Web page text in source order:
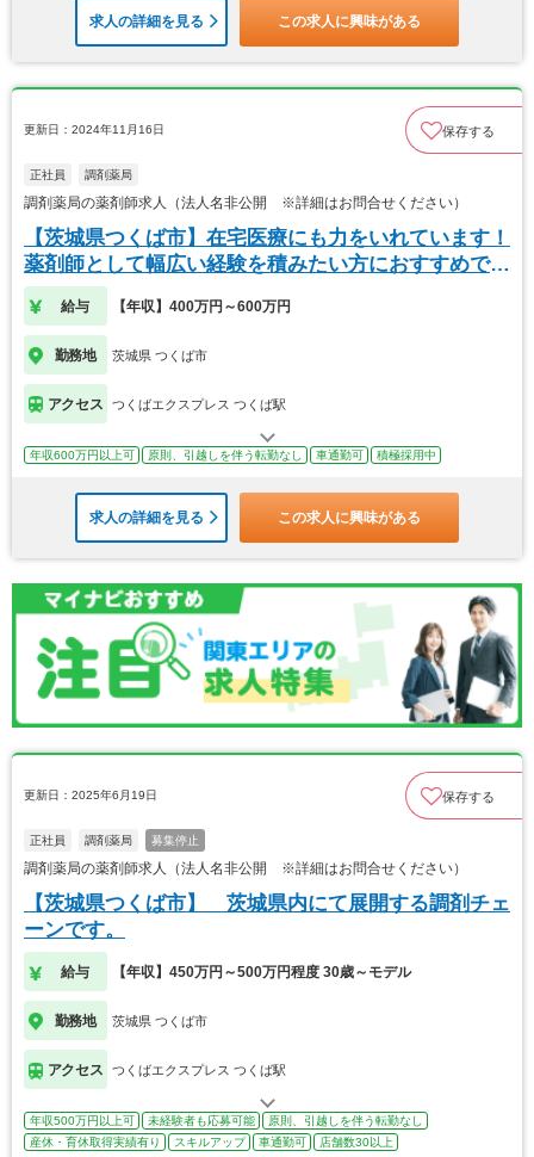
求人の詳細を見る この求人に興味がある
更新日：2024年11月16日 保存する
正社員 調剤薬局
調剤薬局の薬剤師求人（法人名非公開 ※詳細はお問合せください）
【茨城県つくば市】在宅医療にも力をいれています！
薬剤師として幅広い経験を積みたい方におすすめで
す。
給与 【年収】400万円～600万円
勤務地 茨城県 つくば市
アクセス つくばエクスプレス つくば駅
年収600万円以上可 原則、引越しを伴う転勤なし 車通勤可 積極採用中
求人の詳細を見る この求人に興味がある
更新日：2025年6月19日 保存する
正社員 調剤薬局 募集停止
調剤薬局の薬剤師求人（法人名非公開 ※詳細はお問合せください）
【茨城県つくば市】 茨城県内にて展開する調剤チェ
ーンです。
給与 【年収】450万円～500万円程度 30歳～モデル
勤務地 茨城県 つくば市
アクセス つくばエクスプレス つくば駅
年収500万円以上可 未経験者も応募可能
原則、引越しを伴う転勤なし
産休・育休取得実績有り
スキルアップ 車通勤可 店舗数30以上